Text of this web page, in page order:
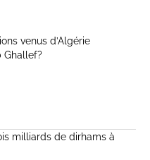
venus d’Algérie
Ghallef?
milliards de dirhams à